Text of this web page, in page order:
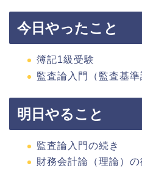
今日やったこと
簿記1級受験
監査論入門（監査基準
明日やること
監査論入門の続き
財務会計論（理論）の